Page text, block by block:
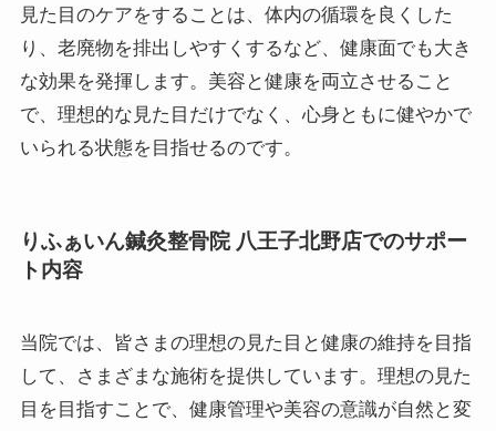
見た目のケアをすることは、体内の循環を良くした
り、老廃物を排出しやすくするなど、健康面でも大き
な効果を発揮します。美容と健康を両立させること
で、理想的な見た目だけでなく、心身ともに健やかで
いられる状態を目指せるのです。
りふぁいん鍼灸整骨院 八王子北野店でのサポー
ト内容
当院では、皆さまの理想の見た目と健康の維持を目指
して、さまざまな施術を提供しています。理想の見た
目を目指すことで、健康管理や美容の意識が自然と変